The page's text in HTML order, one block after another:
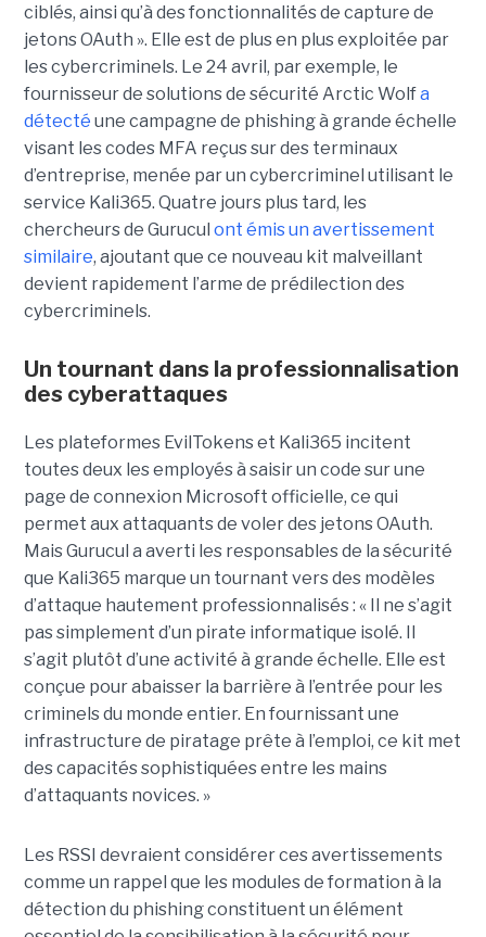
ciblés, ainsi qu’à des fonctionnalités de capture de
jetons OAuth ». Elle est de plus en plus exploitée par
les cybercriminels. Le 24 avril, par exemple, le
fournisseur de solutions de sécurité Arctic Wolfa
détecté une campagne de phishing à grande échelle
visant les codes MFA reçus sur des terminaux
d’entreprise, menée par un cybercriminel utilisant le
service Kali365. Quatre jours plus tard, les
chercheurs de Gurucul ont émis un avertissement
similaire, ajoutant que ce nouveau kit malveillant
devient rapidement l’arme de prédilection des
cybercriminels.
Un tournant dans la professionnalisation
des cyberattaques
Les plateformes EvilTokens et Kali365 incitent
toutes deux les employés à saisir un code sur une
page de connexion Microsoft officielle, ce qui
permet aux attaquants de voler des jetons OAuth.
Mais Gurucul a averti les responsables de la sécurité
que Kali365 marque un tournant vers des modèles
d’attaque hautement professionnalisés : « Il ne s’agit
pas simplement d’un pirate informatique isolé. Il
s’agit plutôt d’une activité à grande échelle. Elle est
conçue pour abaisser la barrière à l’entrée pour les
criminels du monde entier. En fournissant une
infrastructure de piratage prête à l’emploi, ce kit met
des capacités sophistiquées entre les mains
d’attaquants novices. »
Les RSSI devraient considérer ces avertissements
comme un rappel que les modules de formation à la
détection du phishing constituent un élément